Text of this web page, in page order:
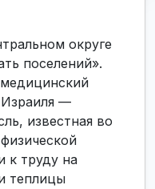
округе
поселений».
Израиля —
известная во
к труду на
теплицы